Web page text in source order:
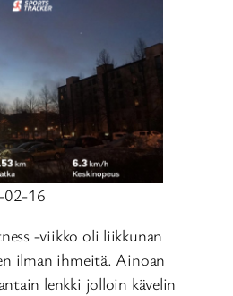
02-16
-viikko oli liikkunan
ilman ihmeitä. Ainoan
lenkki jolloin kävelin